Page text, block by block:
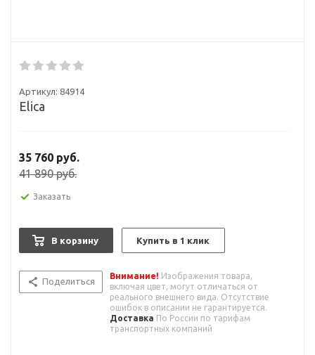
Артикул: 84914
Elica
35 760 руб.
41 890руб.
Заказать
В корзину Купить в 1 клик
Поделиться
Внимание! Изображения товара,
включая цвет, могут отличаться от
реального внешнего вида. Отсутствие
ошибок в описании не гарантируется.
Доставка По России по тарифам
транспортных компаний